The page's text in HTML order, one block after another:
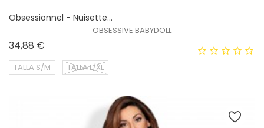
Obsessionnel - Nuisette...
OBSESSIVE BABYDOLL
34,88 €
TALLA S/M TALLA L/XL